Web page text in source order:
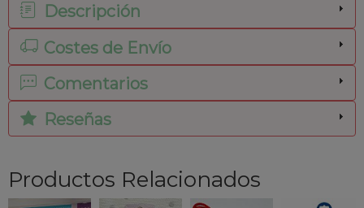
Descripción
Costes de Envío
Comentarios
Reseñas
Productos Relacionados